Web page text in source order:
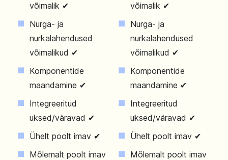
võimalik ✔
Nurga- ja
nurkalahendused
võimalikud ✔
Komponentide
maandamine ✔
Integreeritud
uksed/väravad ✔
Ühelt poolt imav ✔
Mõlemalt poolt imav
võimalik ✔
Nurga- ja
nurkalahendused
võimalikud ✔
Komponentide
maandamine ✔
Integreeritud
uksed/väravad ✔
Ühelt poolt imav ✔
Mõlemalt poolt imav